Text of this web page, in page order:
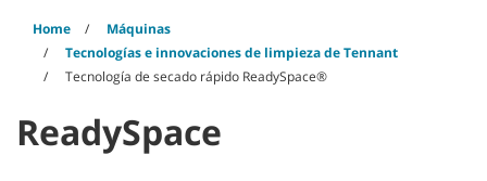
Home
Máquinas
Tecnologías e innovaciones de limpieza de Tennant
Tecnología de secado rápido ReadySpace®
ReadySpace